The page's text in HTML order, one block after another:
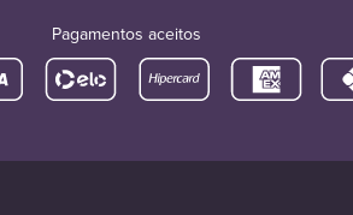
Pagamentos aceitos